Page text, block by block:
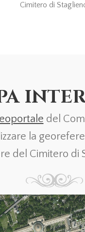
Cimitero di
del
la
del Cimitero di